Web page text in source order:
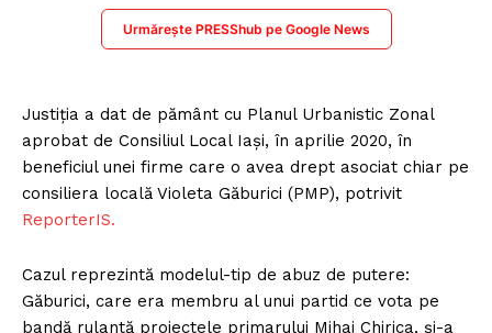
Urmărește PRESShub pe Google News
Justiția a dat de pământ cu Planul Urbanistic Zonal
aprobat de Consiliul Local Iași, în aprilie 2020, în
beneficiul unei firme care o avea drept asociat chiar pe
consiliera locală Violeta Găburici (PMP), potrivit
ReporterIS.
Cazul reprezintă modelul-tip de abuz de putere:
Găburici, care era membru al unui partid ce vota pe
bandă rulantă proiectele primarului Mihai Chirica, și-a